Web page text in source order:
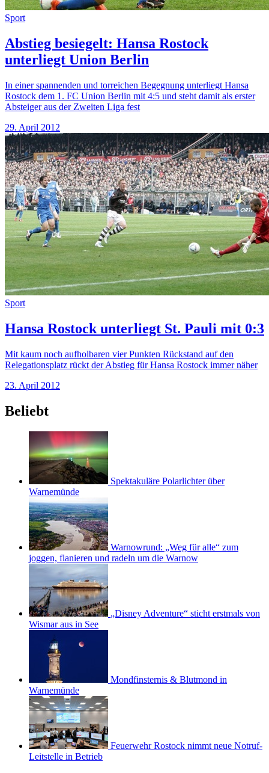
Sport
Abstieg besiegelt: Hansa Rostock
unterliegt Union Berlin
In einer spannenden und torreichen Begegnung unterliegt Hansa
Rostock dem 1. FC Union Berlin mit 4:5 und steht damit als erster
Absteiger aus der Zweiten Liga fest
29. April 2012
Sport
Hansa Rostock unterliegt St. Pauli mit 0:3
Mit kaum noch aufholbaren vier Punkten Rückstand auf den
Relegationsplatz rückt der Abstieg für Hansa Rostock immer näher
23. April 2012
Beliebt
Spektakuläre Polarlichter über
Warnemünde
Warnowrund: „Weg für alle“ zum
joggen, flanieren und radeln um die Warnow
„Disney Adventure“ sticht erstmals von
Wismar aus in See
Mondfinsternis & Blutmond in
Warnemünde
Feuerwehr Rostock nimmt neue Notruf-
Leitstelle in Betrieb